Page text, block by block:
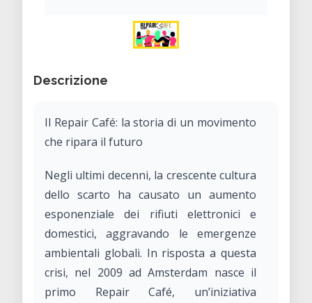
Descrizione
Il Repair Café: la storia di un movimento
che ripara il futuro
Negli ultimi decenni, la crescente cultura
dello scarto ha causato un aumento
esponenziale dei rifiuti elettronici e
domestici, aggravando le emergenze
ambientali globali. In risposta a questa
crisi, nel 2009 ad Amsterdam nasce il
primo Repair Café, un’iniziativa